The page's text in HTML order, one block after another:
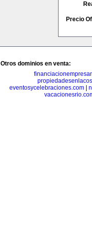
Precio
Otros dominios en venta:
eventosycelebraciones.com|